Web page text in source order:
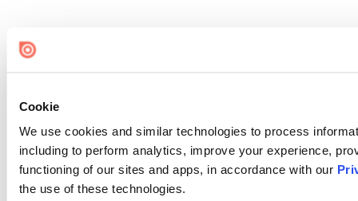
Cookie
We use cookies and similar technologies to process
including to perform analytics, improve your experience,
functioning of our sites and apps, in accordance with our
the use of these technologies.